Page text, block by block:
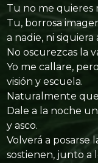
Tu no me quieres
Tu, borrosa
a nadie, ni siquiera
No oscurezcas la
Yo me callare,
visión y escuela.
Naturalmente que
Dale a la noche
y asco.
Volverá a posarse
sostienen, junto a